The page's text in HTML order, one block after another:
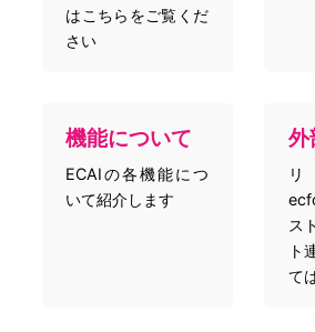
はこちらをご覧くだ
さい
機能について
ECAIの各機能につ
いて紹介します
外
ス
ト
て